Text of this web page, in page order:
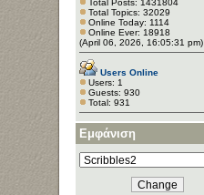
Total Topics: 32029
Online Today: 1114
Online Ever: 18918
(April 06, 2026, 16:05:31 pm)
Users Online
Users: 1
Guests: 930
Total: 931
Εμφάνιση